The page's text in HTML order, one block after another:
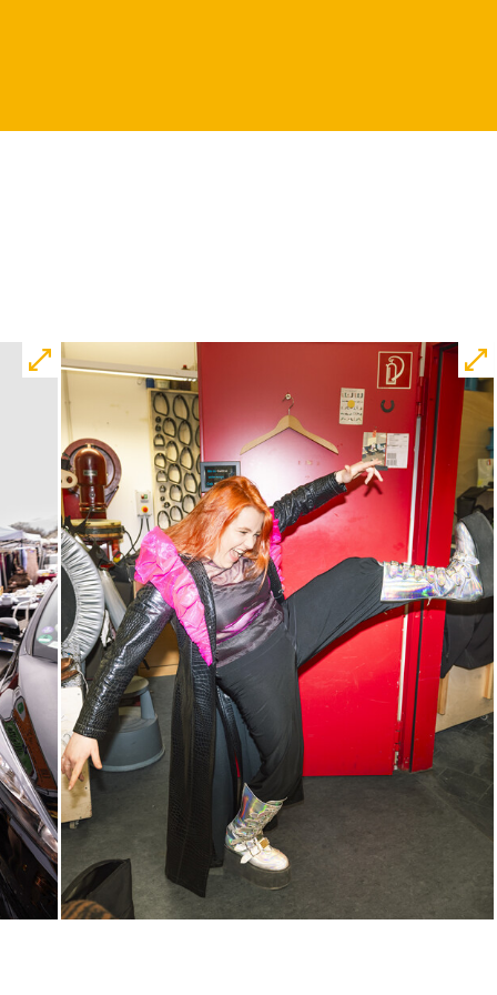
Wolf
Mit künstlerischer
Audiodeskription
Karten
Sa, 12.12. / 18:00 –
20:00
17:00 Touchtour
JUNGES SCHAUSPIEL
FAMILIENVORSTELLUNG
Wolf
Ein Stück über Mut und
Freundschaft
von Saša Stanišić
Regie: Carmen Schwarz
Central 1